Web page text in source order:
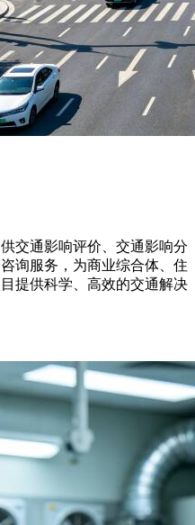
交通影响评价、交通影响分
询服务，为商业综合体、住
提供科学、高效的交通解决